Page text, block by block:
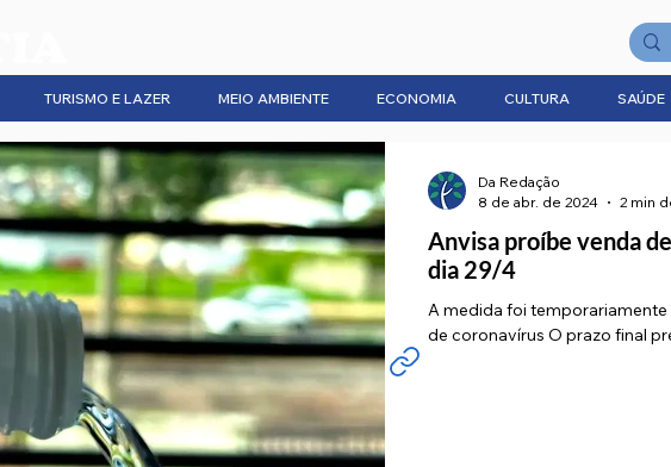
TURISMO E LAZER MEIO AMBIENTE ECONOMIA CULTURA SAÚDE
Anvisa proíbe venda
dia 29/4
A medida foi
de coronavírus O prazo final
Da Redação
8 de abr. de 2024
2 min